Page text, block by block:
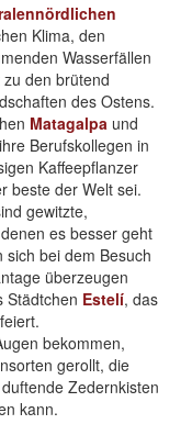
Klima, den
Wasserfällen
den brütend
des Ostens.
Matagalpa und
Berufskollegen in
Kaffeepflanzer
beste der Welt sei.
gewitzte,
es besser geht
bei dem Besuch
überzeugen
Städtchen Estelí, das
bekommen,
gerollt, die
Zedernkisten
kann.